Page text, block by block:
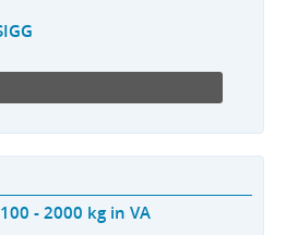
- 2000 kg in VA